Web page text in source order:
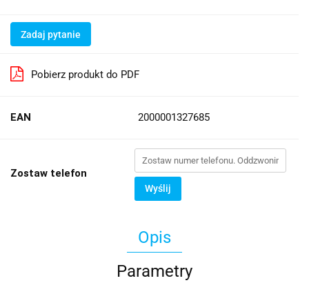
Zadaj pytanie
Pobierz produkt do PDF
EAN 2000001327685
Zostaw telefon
Wyślij
Opis
Parametry